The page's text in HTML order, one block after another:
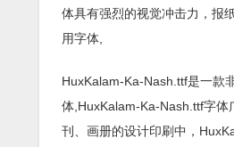
体具有强烈的视觉冲击力，报
用字体,
HuxKalam-Ka-Nash.ttf是一款
体,HuxKalam-Ka-Nash.ttf字体
刊、画册的设计印刷中，